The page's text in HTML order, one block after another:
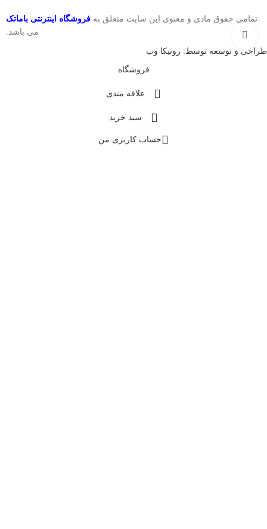
تمامی حقوق مادی و معنوی این سایت متعلق به فروشگاه اینترنتی باماتک
می باشد.
طراحی و توسعه توسط: رونیکا وب
فروشگاه
علاقه مندی
سبد خرید
حساب کاربری من